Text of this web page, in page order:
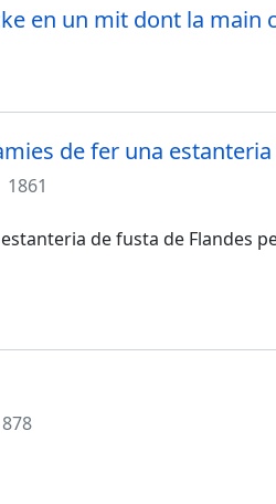
de fer una
1861
de fusta de Flandes